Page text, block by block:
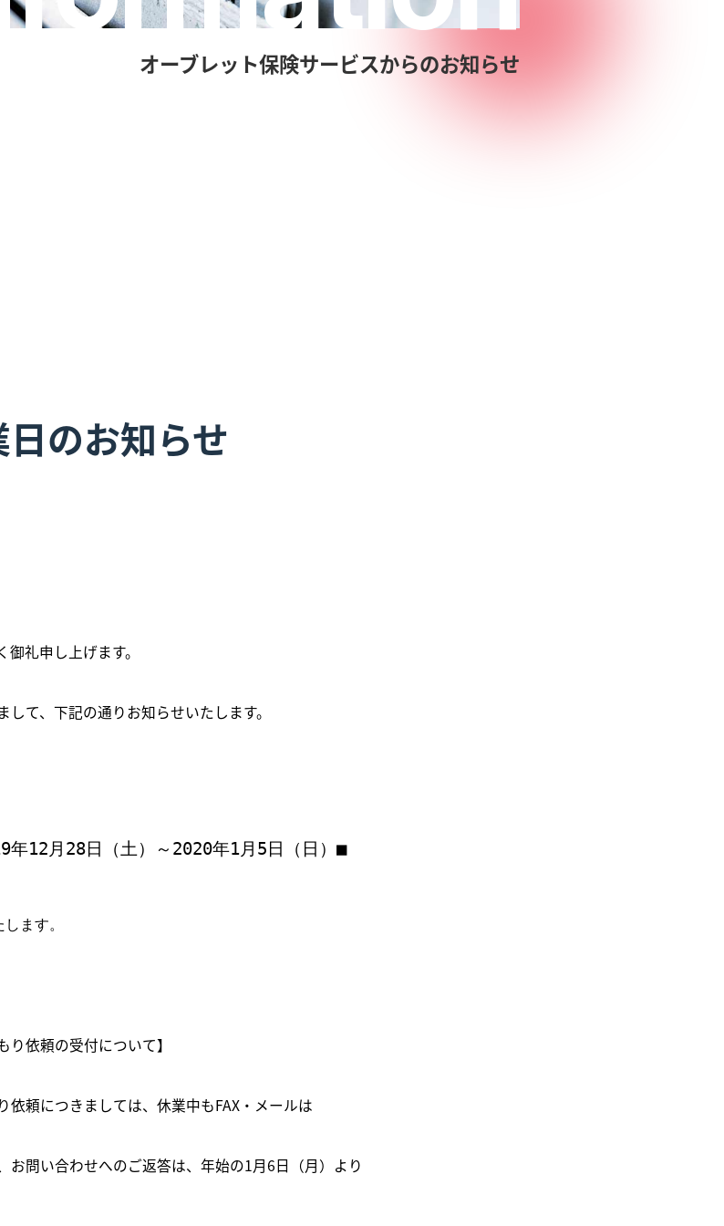
オーブレット保険サービスからのお知らせ
のお知らせ
礼申し上げます。
て、下記の通りお知らせいたします。
12月28日（土）～2020年1月5日（日）■
ます。
り依頼の受付について】
依頼につきましては、休業中もFAX・メールは
お問い合わせへのご返答は、年始の1月6日（月）より